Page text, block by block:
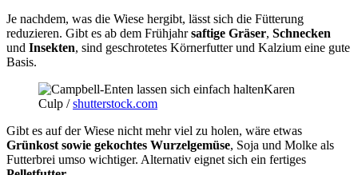
Je nachdem, was die Wiese hergibt, lässt sich die Fütterung
reduzieren. Gibt es ab dem Frühjahrsaftige Gräser, Schnecken
und Insekten, sind geschrotetes Körnerfutter und Kalzium eine gute
Basis.
Karen
Culp /shutterstock.com
Gibt es auf der Wiese nicht mehr viel zu holen, wäre etwas
Grünkost sowie gekochtes Wurzelgemüse, Soja und Molke als
Futterbrei umso wichtiger. Alternativ eignet sich ein fertiges